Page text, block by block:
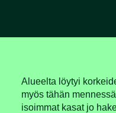
Alueelta löytyi
myös tähän
isoimmat kasat jo